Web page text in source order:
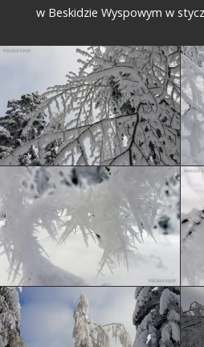
w Beskidzie Wyspowym w